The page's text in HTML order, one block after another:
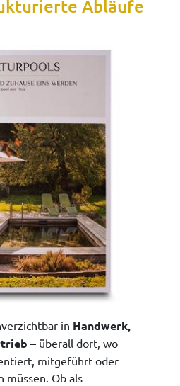
Abläufe
in Handwerk,
– überall dort, wo
mitgeführt oder
Ob als